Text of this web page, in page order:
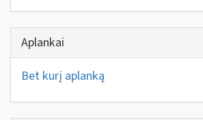
Aplankai
Bet kurį aplanką